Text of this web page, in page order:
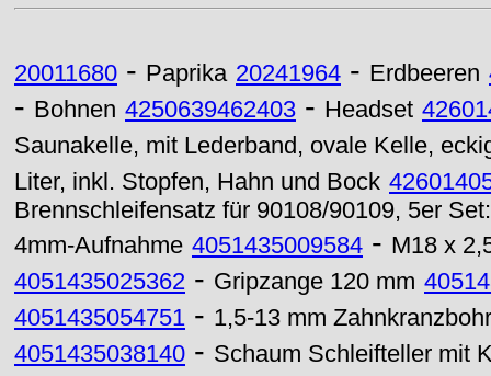
20011680 - Paprika 20241964 - Erdbeeren
- Bohnen 4250639462403 - Headset
Saunakelle, mit Lederband, ovale Kelle,
Liter, inkl. Stopfen, Hahn und Bock
Brennschleifensatz für 90108/90109, 5er
4mm-Aufnahme 4051435009584 - M18 x
4051435025362 - Gripzange 120 mm
4051435054751 - 1,5-13 mm
4051435038140 - Schaum Schleifteller mit